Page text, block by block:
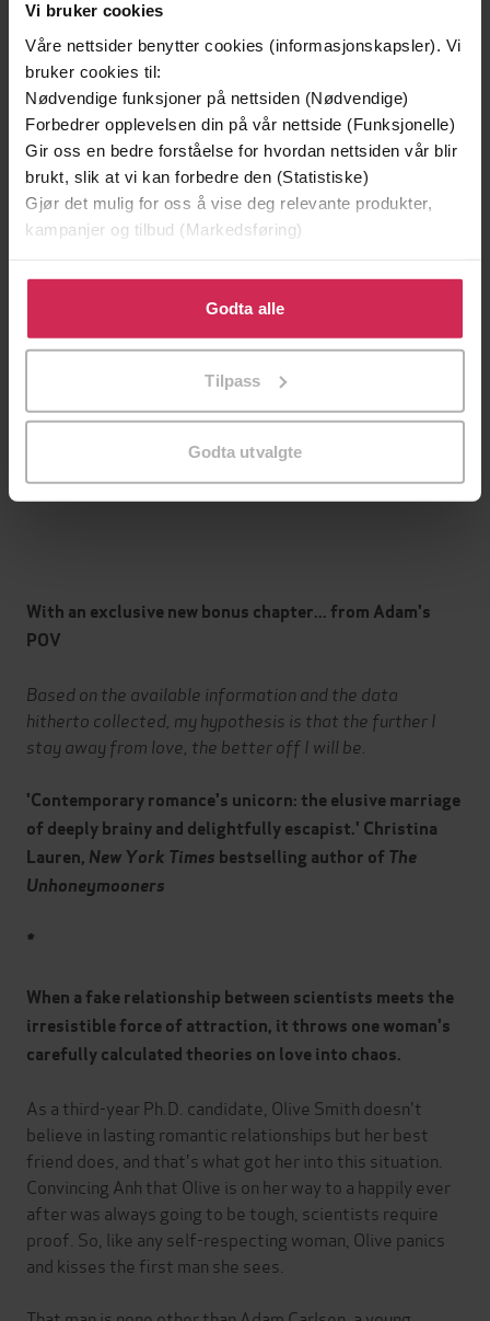
Vi bruker cookies
Våre nettsider benytter cookies (informasjonskapsler). Vi
bruker cookies til:
Nødvendige funksjoner på nettsiden (Nødvendige)
Forbedrer opplevelsen din på vår nettside (Funksjonelle)
Gir oss en bedre forståelse for hvordan nettsiden vår blir
brukt, slik at vi kan forbedre den (Statistiske)
Gjør det mulig for oss å vise deg relevante produkter,
kampanjer og tilbud (Markedsføring)
Klikk på «Godta alle» for å gi oss ditt samtykke til å
bruke cookies for alle disse formålene. Du kan også
tilpasse ditt samtykke til spesifikke formål ved å klikke
Godta alle
Tilpass
Godta utvalgte
Forfattere Ali Hazelwood
Forlag Sphere
Utgitt 27.09.2021
Sjanger Skjønnlitteratur, Erotikk,Romantikk og
drama,Fantasy og science fiction
Språk English
Format
beskyttelse
9781408725757
Om boken
With an exclusive new bonus chapter... from Adam's
POV
Based on the available information and the data
hitherto collected, my hypothesis is that the further I
stay away from love, the better off I will be.
'Contemporary romance's unicorn: the elusive marriage
of deeply brainy and delightfully escapist.' Christina
Lauren, New York Times bestselling author of The
Unhoneymooners
*
When a fake relationship between scientists meets the
irresistible force of attraction, it throws one woman's
carefully calculated theories on love into chaos.
As a third-year Ph.D. candidate, Olive Smith doesn't
believe in lasting romantic relationships but her best
friend does, and that's what got her into this situation.
Convincing Anh that Olive is on her way to a happily ever
after was always going to be tough, scientists require
proof. So, like any self-respecting woman, Olive panics
and kisses the first man she sees.